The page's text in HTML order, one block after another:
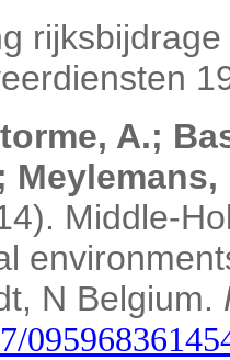
A.;
Middle-
N Belgium.